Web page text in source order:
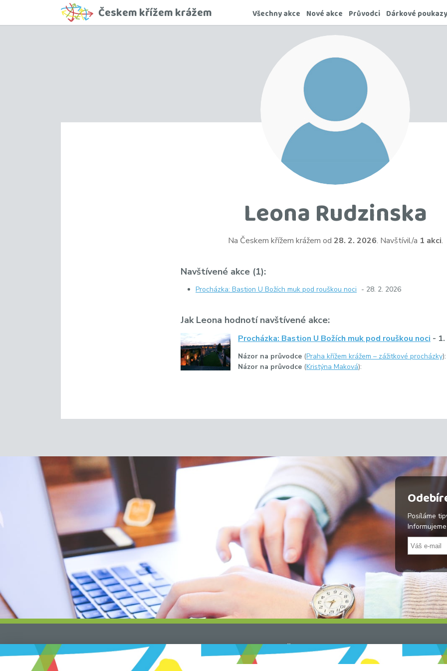
Českem křížem krážem Všechny akce Nové akce Průvodci Dárkové poukazy
Leona Rudzinska
Na Českem křížem krážem od 28. 2. 2026. Navštívil/a 1 akci.
Navštívené akce (1):
Procházka: Bastion U Božích muk pod rouškou noci - 28. 2. 2026
Jak Leona hodnotí navštívené akce:
Procházka: Bastion U Božích muk pod rouškou noci -
Názor na průvodce (Praha křížem krážem – zážitkové procházky):
Názor na průvodce (Kristýna Maková):
Posíláme
Děláme to s láskou ♥ Více o Českem křížem krážem